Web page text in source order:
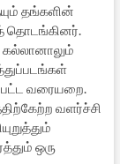
தங்களின்
தொடங்கினர்.
வரையறை.
வளர்ச்சி
ஒரு